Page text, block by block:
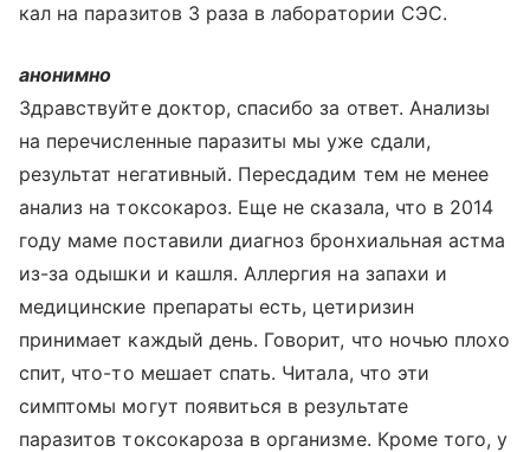
кал на паразитов 3 раза в лаборатории СЭС.
анонимно
Здравствуйте доктор, спасибо за ответ. Анализы
на перечисленные паразиты мы уже сдали,
результат негативный. Пересдадим тем не менее
анализ на токсокароз. Еще не сказала, что в 2014
году маме поставили диагноз бронхиальная астма
из-за одышки и кашля. Аллергия на запахи и
медицинские препараты есть, цетиризин
принимает каждый день. Говорит, что ночью плохо
спит, что-то мешает спать. Читала, что эти
симптомы могут появиться в результате
паразитов токсокароза в организме. Кроме того, у